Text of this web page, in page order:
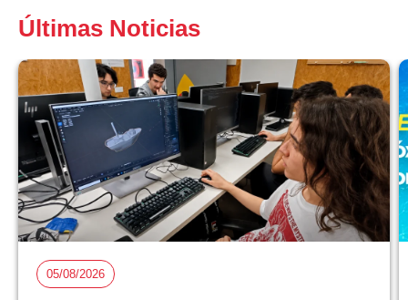
Últimas Noticias
05/08/2026